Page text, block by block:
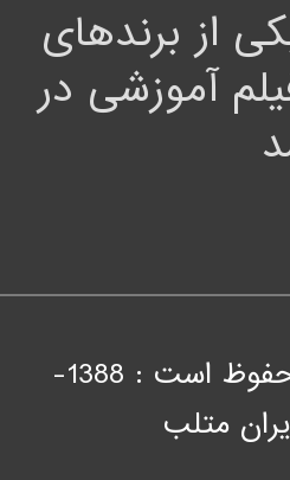
از برندهای
آموزشی در
تمامی حقوق محفوظ است : 1388-
متلب